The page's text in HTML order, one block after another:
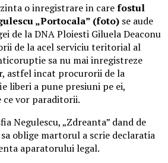
o inregistrare in carefostul
„Portocala” (foto) se aude
de la DNA Ploiesti Giluela Deaconu
de la acel serviciu teritorial al
sa nu mai inregistreze
astfel incat procurorii de la
liberi a pune presiuni pe ei,
ce vor paraditorii.
Negulescu, „Zdreanta” dand de
oblige martorul a scrie declaratia
aparatorului legal.